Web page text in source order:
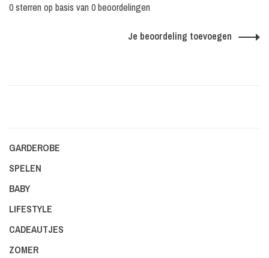
0 sterren op basis van 0 beoordelingen
Je beoordeling toevoegen
GARDEROBE
SPELEN
BABY
LIFESTYLE
CADEAUTJES
ZOMER